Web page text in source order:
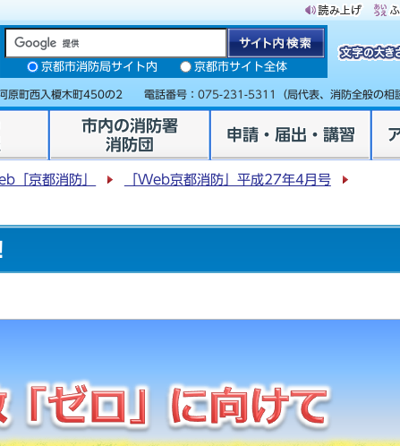
京都市消防局サイト内 京都市サイト全体
原町西入榎木町450の2 電話番号： 075-231-5311 （局代表、消防全般の
市内の消防署
消防団
申請・届出・講習
「京都消防」
「Web京都消防」平成27年4月号